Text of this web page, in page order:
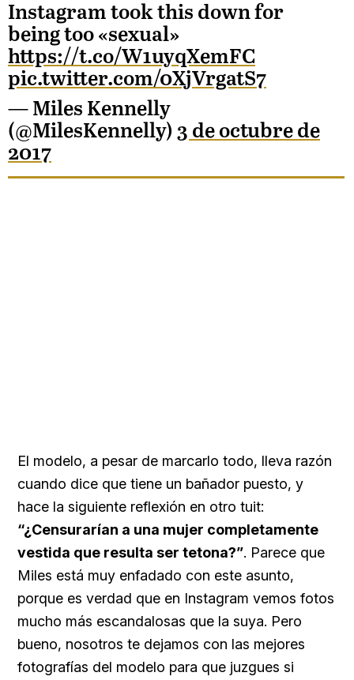
Instagram took this down for
being too «sexual»
https://t.co/W1uyqXemFC
pic.twitter.com/0XjVrgatS7
— Miles Kennelly
(@MilesKennelly) 3 de octubre de
2017
El modelo, a pesar de marcarlo todo, lleva razón
cuando dice que tiene un bañador puesto, y
hace la siguiente reflexión en otro tuit:
“¿Censurarían a una mujer completamente
vestida que resulta ser tetona?”. Parece que
Miles está muy enfadado con este asunto,
porque es verdad que en Instagram vemos fotos
mucho más escandalosas que la suya. Pero
bueno, nosotros te dejamos con las mejores
fotografías del modelo para que juzgues si